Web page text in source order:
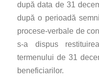
după data de 31
după o perioadă
procese-verbale de
s-a dispus
termenului de 31
beneficiarilor.